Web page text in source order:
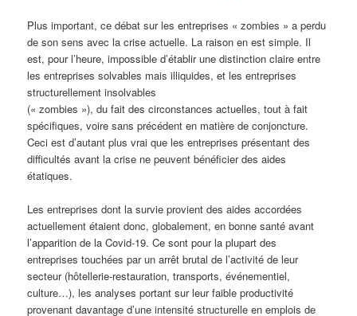
Plus important, ce débat sur les entreprises « zombies » a perdu
de son sens avec la crise actuelle. La raison en est simple. Il
est, pour l’heure, impossible d’établir une distinction claire entre
les entreprises solvables mais illiquides, et les entreprises
structurellement insolvables
(« zombies »), du fait des circonstances actuelles, tout à fait
spécifiques, voire sans précédent en matière de conjoncture.
Ceci est d’autant plus vrai que les entreprises présentant des
difficultés avant la crise ne peuvent bénéficier des aides
étatiques.
Les entreprises dont la survie provient des aides accordées
actuellement étaient donc, globalement, en bonne santé avant
l’apparition de la Covid-19. Ce sont pour la plupart des
entreprises touchées par un arrêt brutal de l’activité de leur
secteur (hôtellerie-restauration, transports, événementiel,
culture…), les analyses portant sur leur faible productivité
provenant davantage d’une intensité structurelle en emplois de